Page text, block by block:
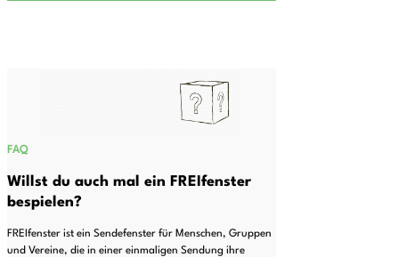
FAQ
Willst du auch mal ein FREIfenster
bespielen?
FREIfenster ist ein Sendefenster für Menschen, Gruppen
und Vereine, die in einer einmaligen Sendung ihre